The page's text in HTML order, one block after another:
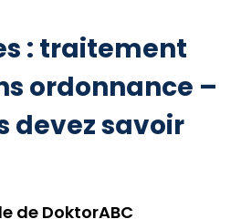
: traitement
ordonnance –
devez savoir
de DoktorABC